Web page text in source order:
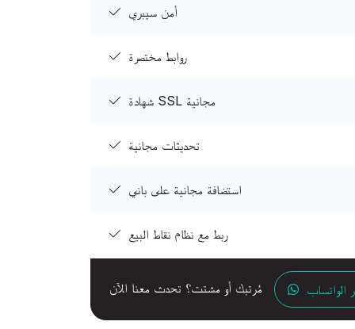
أمن سيبري
روابط مختصرة
شهادة SSL مجانية
تحديثات مجانية
استضافة مجانية على باني
ربط مع نظام نقاط البيع
الواتساب